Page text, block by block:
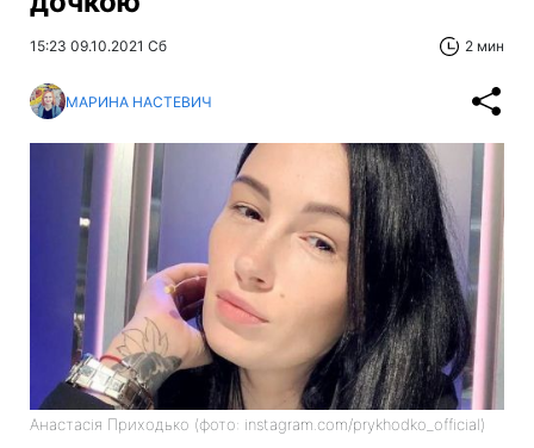
15:23 09.10.2021 Сб 2 мин
МАРИНА НАСТЕВИЧ
Анастасія Приходько (фото: instagram.com/prykhodko_official)